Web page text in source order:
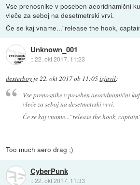
Vse prenosnike v poseben aeoridnamični
vleče za seboj na desetmetrski vrvi.
Če se kaj vname..."release the hook,
Unknown_001
::22. okt 2017, 11:23
dexterboy je22. okt 2017 ob 11:05izjavil:
Vse prenosnike v poseben aeoridnamični
vleče za seboj na desetmetrski vrvi.
Če se kaj vname..."release the hook,
Too much aero drag ;)
CyberPunk
::22. okt 2017, 11:33